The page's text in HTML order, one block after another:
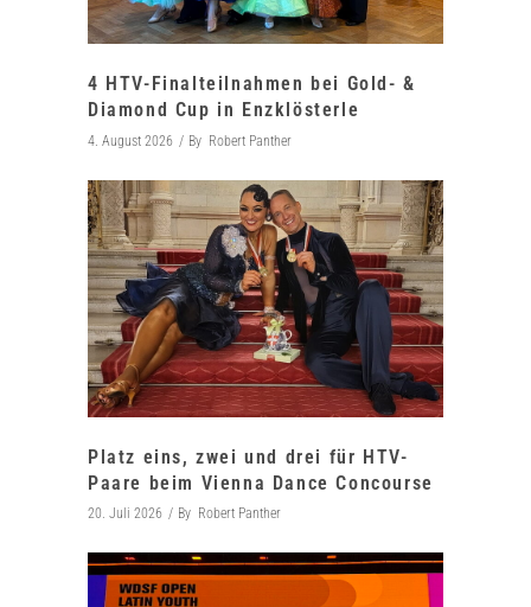
4 HTV-Finalteilnahmen bei Gold- &
Diamond Cup in Enzklösterle
4. August 2026 By Robert Panther
Platz eins, zwei und drei für HTV-
Paare beim Vienna Dance Concourse
20. Juli 2026 By Robert Panther